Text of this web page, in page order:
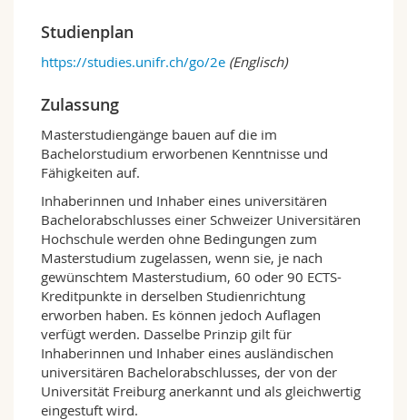
digitale Medien, gesellschaftliche
Verantwortung und sozialen Wandel.
Sie erwerben fundiertes Wissen darüber, wie
Medien und Plattformen in einer digitalen
Gesellschaft funktionieren – und wie sie so
gestaltet und genutzt werden können, dass sie
Demokratie, Nachhaltigkeit und
gesellschaftlichen Zusammenhalt stärken.
Welchen Beitrag leisten Medien und
Kommunikation für dasGemeinwohlin
einer digitalisierten Gesellschaft?
Wie lassen sich Medien und Plattformen
demokratieförderndgestalten und
verantwortungsvoll einsetzen?
Wie kann verantwortungsvolle
Kommunikationgesellschaftlichen
Impact entfalten?
Bei uns lernen Sie, diese Fragen zu
beantworten –
Studienplan
https://studies.unifr.ch/go/2e (Englisch)
Zulassung
Masterstudiengänge bauen auf die im
Bachelorstudium erworbenen Kenntnisse und
Fähigkeiten auf.
Inhaberinnen und Inhaber eines universitären
Bachelorabschlusses einer Schweizer Universitären
Hochschule werden ohne Bedingungen zum
Masterstudium zugelassen, wenn sie, je nach
gewünschtem Masterstudium, 60 oder 90 ECTS-
Kreditpunkte in derselben Studienrichtung
erworben haben. Es können jedoch Auflagen
verfügt werden. Dasselbe Prinzip gilt für
Inhaberinnen und Inhaber eines ausländischen
universitären Bachelorabschlusses, der von der
Universität Freiburg anerkannt und als gleichwertig
eingestuft wird.